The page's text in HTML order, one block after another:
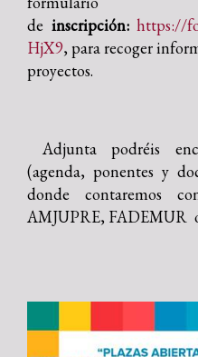
de inscripción: https://
HjX9, para recoger
proyectos.
Adjunta podréis
(agenda, ponentes y
donde contaremos
AMJUPRE, FADEMUR